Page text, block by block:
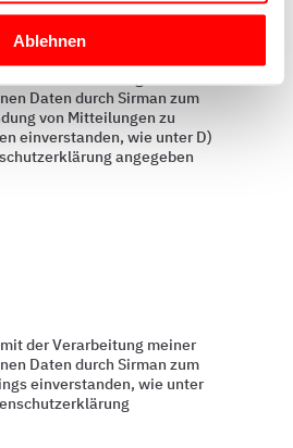
aktives Scannen nach
(Fingerprinting) identifizieren
legen Sie Ihre Präferenzen im
fest.
für soziale Medien anbieten
auf unsere Website zu
geben wir Informationen zu Ihrer
und Analysen weiter. Unsere
die Sie ihnen bereitgestellt
Ihrer Nutzung der Dienste
Ablehnen
Daten durch Sirman zum
von Mitteilungen zu
einverstanden, wie unter D)
angegeben
der Verarbeitung meiner
Daten durch Sirman zum
einverstanden, wie unter